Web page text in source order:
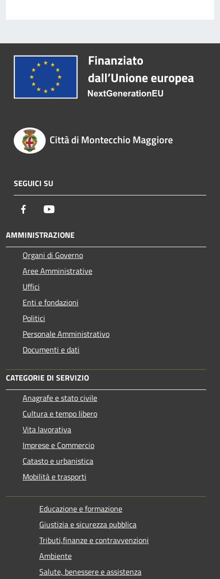
Città di Montecchio Maggiore
SEGUICI SU
Facebook
AMMINISTRAZIONE
Organi di Governo
Aree Amministrative
Uffici
Enti e fondazioni
Politici
Personale Amministrativo
Documenti e dati
CATEGORIE DI SERVIZIO
Anagrafe e stato civile
Cultura e tempo libero
Vita lavorativa
Imprese e Commercio
Catasto e urbanistica
Mobilità e trasporti
Educazione e formazione
Giustizia e sicurezza pubblica
Tributi,finanze e contravvenzioni
Ambiente
Salute, benessere e assistenza